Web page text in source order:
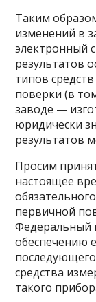
Таким
изменений в
электронный
результатов
типов
поверки (в
заводе —
юридически
результатов
Просим
настоящее
первичной
Федеральный
обеспечению
средства
такого